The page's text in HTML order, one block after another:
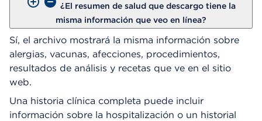
¿El resumen de salud que descargo tiene la
misma información que veo en línea?
Sí, el archivo mostrará la misma información sobre
alergias, vacunas, afecciones, procedimientos,
resultados de análisis y recetas que ve en el sitio
web.
Una historia clínica completa puede incluir
información sobre la hospitalización o un historial